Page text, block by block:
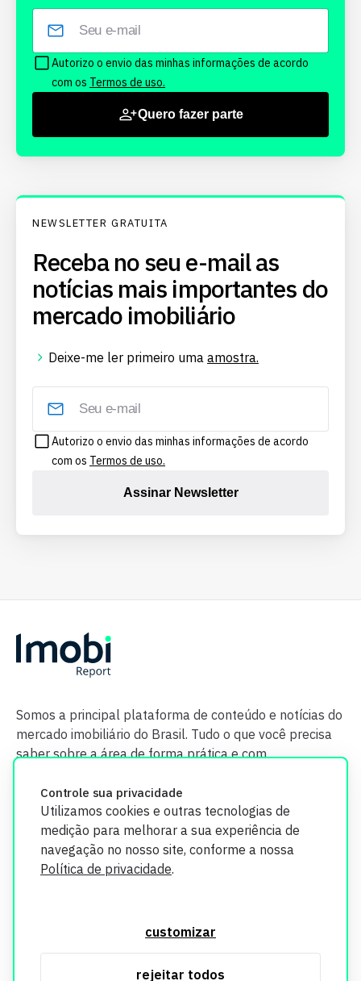
Controle sua privacidade
Utilizamos cookies e outras tecnologias de
medição para melhorar a sua experiência de
navegação no nosso site, conforme a nossa
Política de privacidade.
customizar
rejeitar todos
Autorizo o envio das minhas informações de acordo
com os Termos de uso.
Quero fazer parte
NEWSLETTER GRATUITA
Receba no seu e-mail as
notícias mais importantes do
mercado imobiliário
Deixe-me ler primeiro uma amostra.
Autorizo o envio das minhas informações de acordo
com os Termos de uso.
Assinar Newsletter
Somos a principal plataforma de conteúdo e notícias do
mercado imobiliário do Brasil. Tudo o que você precisa
saber sobre a área de forma prática e com
segurança. Todos os dados coletados em nosso site são
utilizados exclusivamente para fins de aprimoramento de
informações, consulte nossa Política de Privacidade.